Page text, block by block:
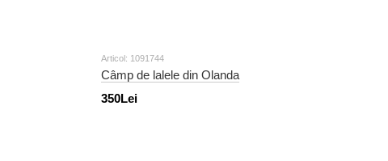
Articol: 1091744
Câmp de lalele din Olanda
350Lei